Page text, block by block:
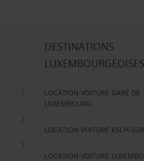
DESTINATIONS
LUXEMBOURGEOISES
LOCATION VOITURE GARE DE
LUXEMBOURG
LOCATION VOITURE ESCH-
LOCATION VOITURE